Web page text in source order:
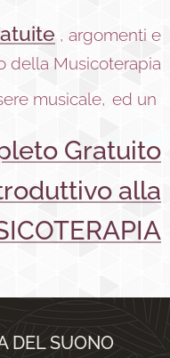
, argomenti e
della Musicoterapia
musicale, ed un
Gratuito
alla
DEL SUONO